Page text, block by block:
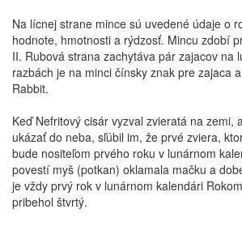
Na lícnej strane mince sú uvedené údaje o
hodnote, hmotnosti a rýdzosť. Mincu zdobí
II. Rubová strana zachytáva pár zajacov na
razbách je na minci čínsky znak pre zajaca
Rabbit.
Keď Nefritový cisár vyzval zvieratá na zemi,
ukázať do neba, sľúbil im, že prvé zviera,
bude nositeľom prvého roku v lunárnom
povestí myš (potkan) oklamala mačku a
je vždy prvý rok v lunárnom kalendári
pribehol štvrtý.